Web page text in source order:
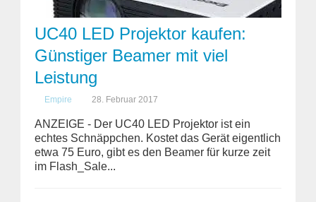
UC40 LED Projektor kaufen:
Günstiger Beamer mit viel
Leistung
Empire 28. Februar 2017
ANZEIGE - Der UC40 LED Projektor ist ein
echtes Schnäppchen. Kostet das Gerät eigentlich
etwa 75 Euro, gibt es den Beamer für kurze zeit
im Flash_Sale...